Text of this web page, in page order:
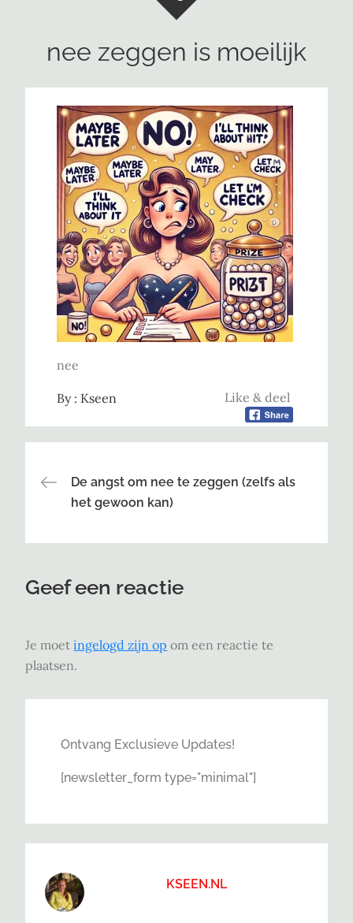
nee zeggen is moeilijk
nee
Like & deel
By : Kseen
Bericht
navigatie
De angst om nee te zeggen (zelfs als
het gewoon kan)
Geef een reactie
Je moetingelogd zijn op om een reactie te
plaatsen.
Ontvang Exclusieve Updates!
[newsletter_form type="minimal"]
KSEEN.NL